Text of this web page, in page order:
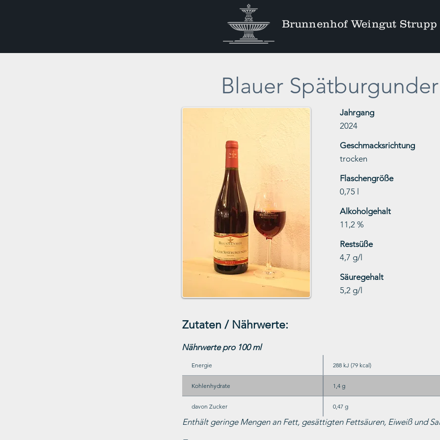
Brunnenhof Weingut Strupp
Blauer Spätburgunder
Jahrgang
2024
Geschmacksrichtung
trocken
Flaschengröße
0,75 l
Alkoholgehalt
11,2 %
Restsüße
4,7 g/l
Säuregehalt
5,2 g/l
Zutaten / Nährwerte:
Nährwerte pro 100 ml
Energie 288 kJ (79 kcal)
Kohlenhydrate 1,4 g
davon Zucker 0,47 g
Enthält geringe Mengen an Fett, gesättigten Fettsäuren, Eiweiß und